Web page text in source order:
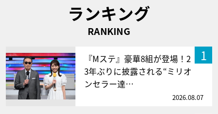
ランキング
RANKING
1
『Mステ』豪華8組が登場！2
3年ぶりに披露される“ミリオ
ンセラー達…
2026.08.07